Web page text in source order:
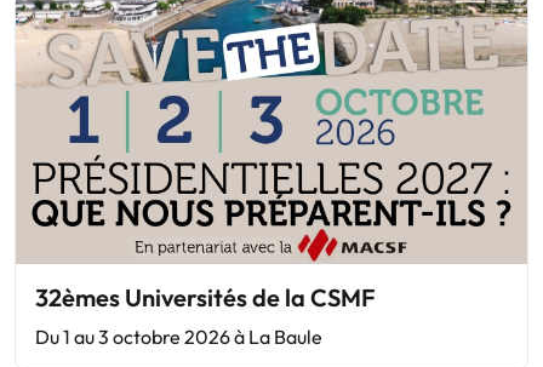
32èmes Universités de la CSMF
Du 1 au 3 octobre 2026 à La Baule